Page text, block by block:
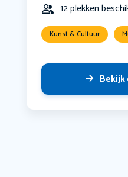
12 plekken
Kunst & Cultuur